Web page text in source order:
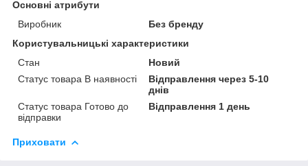
Основні атрибути
Виробник
Без бренду
Користувальницькі характеристики
Стан
Новий
Статус товара В наявності
Відправлення через 5-10
днів
Статус товара Готово до
відправки
Відправлення 1 день
Приховати